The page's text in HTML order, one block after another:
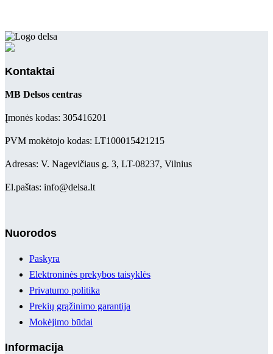
Kontaktai
MB Delsos centras
Įmonės kodas: 305416201
PVM mokėtojo kodas: LT100015421215
Adresas: V. Nagevičiaus g. 3, LT-08237, Vilnius
El.paštas: info@delsa.lt
Nuorodos
Paskyra
Elektroninės prekybos taisyklės
Privatumo politika
Prekių grąžinimo garantija
Mokėjimo būdai
Informacija